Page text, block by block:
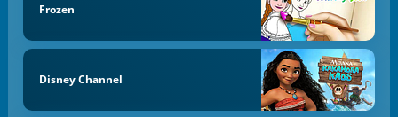
Frozen
Disney Channel